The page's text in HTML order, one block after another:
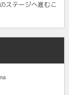
ステージへ進むこ